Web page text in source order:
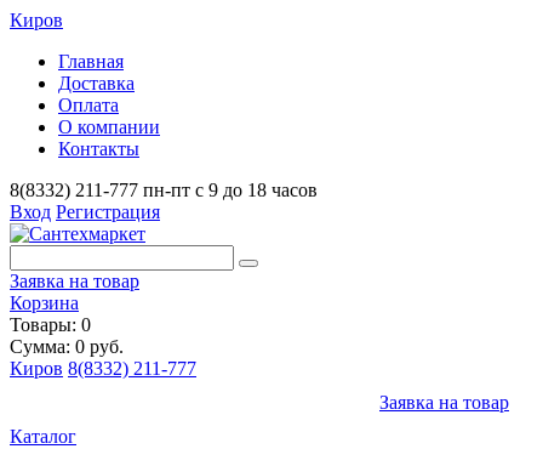
Киров
Главная
Доставка
Оплата
О компании
Контакты
8(8332) 211-777 пн-пт с 9 до 18 часов
Вход Регистрация
Заявка на товар
Корзина
Товары: 0
Сумма: 0 руб.
Киров 8(8332) 211-777
Заявка на товар
Каталог